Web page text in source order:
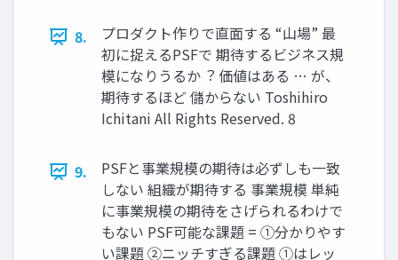
8.
プロダクト作りで直⾯する “⼭場” 最
初に捉えるPSFで 期待するビジネス規
模になりうるか︖ 価値はある … が、
期待するほど 儲からない Toshihiro
Ichitani All Rights Reserved. 8
9.
PSFと事業規模の期待は必ずしも⼀致
しない 組織が期待する 事業規模 単純
に事業規模の期待をさげられるわけで
もない PSF可能な課題 = ①分かりやす
い課題 ②ニッチすぎる課題 ①はレッ